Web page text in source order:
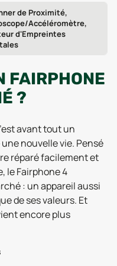
de Proximité,
Accéléromètre,
d'Empreintes
FAIRPHONE
?
avant tout un
nouvelle vie. Pensé
réparé facilement et
le Fairphone 4
: un appareil aussi
de ses valeurs. Et
encore plus
vendu tel quel,